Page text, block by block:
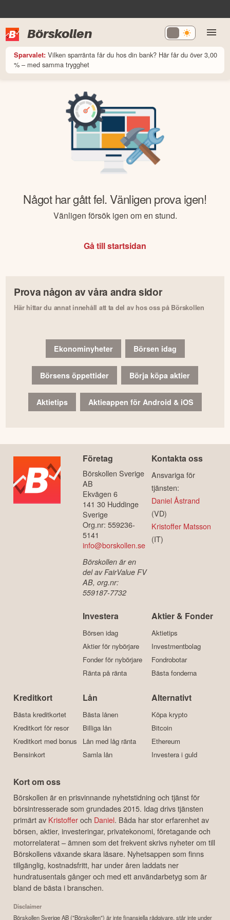
Börskollen
Sparvalet: Vilken sparränta får du hos din bank? Här får du över 3,00
% – med samma trygghet
Något har gått fel. Vänligen prova igen!
Vänligen försök igen om en stund.
Gå till startsidan
Prova någon av våra andra sidor
Här hittar du annat innehåll att ta del av hos oss på Börskollen
Ekonominyheter Börsen idag
Börsens öppettider Börja köpa aktier
Aktietips Aktieappen för Android & iOS
Företag
Börskollen Sverige
AB
Ekvägen 6
141 30 Huddinge
Sverige
Org.nr: 559236-
5141
info@borskollen.se
Börskollen är en
del av FairValue FV
AB, org.nr:
559187-7732
Kontakta oss
Ansvariga för
tjänsten:
Daniel Åstrand
(VD)
Kristoffer Matsson
(IT)
Investera
Börsen idag
Aktier för nybörjare
Fonder för nybörjare
Ränta på ränta
Aktier & Fonder
Aktietips
Investmentbolag
Fondrobotar
Bästa fonderna
Kreditkort
Bästa kreditkortet
Kreditkort för resor
Kreditkort med bonus
Bensinkort
Lån
Bästa lånen
Billiga lån
Lån med låg ränta
Samla lån
Alternativt
Köpa krypto
Bitcoin
Ethereum
Investera i guld
Kort om oss
Börskollen är en prisvinnande nyhetstidning och tjänst för
börsintresserade som grundades 2015. Idag drivs tjänsten
primärt av Kristofferoch Daniel. Båda har stor erfarenhet av
börsen, aktier, investeringar, privatekonomi, företagande och
motorrelaterat – ämnen som det frekvent skrivs nyheter om till
Börskollens växande skara läsare. Nyhetsappen som finns
tillgänglig, kostnadsfritt, har under åren laddats ner
hundratusentals gånger och med ett användarbetyg som är
bland de bästa i branschen.
Disclaimer
Börskollen Sverige AB ("Börskollen") är inte finansiella rådgivare, står inte under